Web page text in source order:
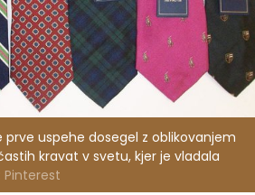
prve uspehe dosegel z oblikovanjem
kravat v svetu, kjer je vladala
Pinterest